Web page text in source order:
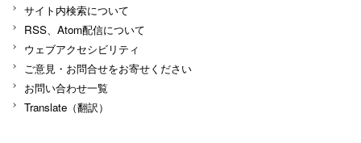
サイト内検索について
RSS、Atom配信について
ウェブアクセシビリティ
ご意見・お問合せをお寄せください
お問い合わせ一覧
Translate（翻訳）